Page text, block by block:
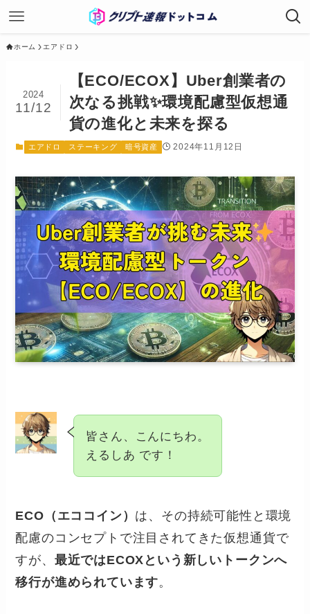
ホーム エアドロ
【ECO/ECOX】Uber創業者の
次なる挑戦✨環境配慮型仮想通
貨の進化と未来を探る
2024
11/12
エアドロ ステーキング 暗号資産 2024年11月12日
皆さん、こんにちわ。
えるしあ です！
ECO（エココイン） は、その持続可能性と環境
配慮のコンセプトで注目されてきた仮想通貨で
すが、 最近ではECOXという新しいトークンへ
移行が進められています。